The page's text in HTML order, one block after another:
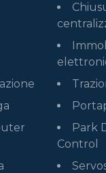
Chiusura
Immobilizzatore
Park Distance
Control